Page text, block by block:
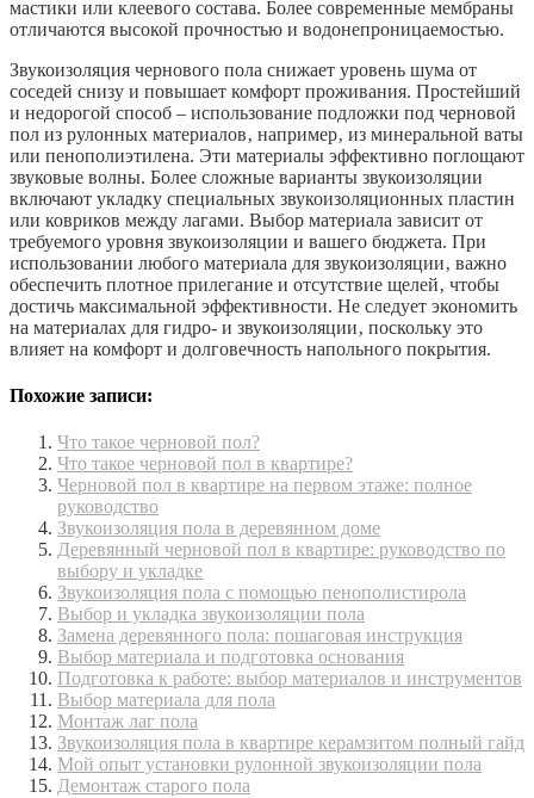
мастики или клеевого состава. Более современные мембраны
отличаются высокой прочностью и водонепроницаемостью.
Звукоизоляция чернового пола снижает уровень шума от
соседей снизу и повышает комфорт проживания. Простейший
и недорогой способ – использование подложки под черновой
пол из рулонных материалов‚ например‚ из минеральной ваты
или пенополиэтилена. Эти материалы эффективно поглощают
звуковые волны. Более сложные варианты звукоизоляции
включают укладку специальных звукоизоляционных пластин
или ковриков между лагами. Выбор материала зависит от
требуемого уровня звукоизоляции и вашего бюджета. При
использовании любого материала для звукоизоляции‚ важно
обеспечить плотное прилегание и отсутствие щелей‚ чтобы
достичь максимальной эффективности. Не следует экономить
на материалах для гидро- и звукоизоляции‚ поскольку это
влияет на комфорт и долговечность напольного покрытия.
Похожие записи:
Что такое черновой пол?
Что такое черновой пол в квартире?
Черновой пол в квартире на первом этаже: полное
руководство
Звукоизоляция пола в деревянном доме
Деревянный черновой пол в квартире: руководство по
выбору и укладке
Звукоизоляция пола с помощью пенополистирола
Выбор и укладка звукоизоляции пола
Замена деревянного пола: пошаговая инструкция
Выбор материала и подготовка основания
Подготовка к работе: выбор материалов и инструментов
Выбор материала для пола
Монтаж лаг пола
Звукоизоляция пола в квартире керамзитом полный гайд
Мой опыт установки рулонной звукоизоляции пола
Демонтаж старого пола